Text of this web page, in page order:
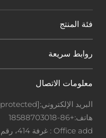
فئة المنتج
روابط سريعة
معلومات الاتصال
البريد الإلكتروني:[email protected]
هاتف:+86-18588703018